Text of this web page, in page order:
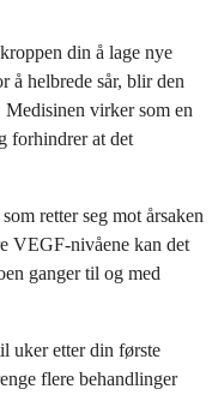
din å lage nye
å helbrede sår, blir den
virker som en
forhindrer at det
retter seg mot årsaken
VEGF-nivåene kan det
ganger til og med
uker etter din første
flere behandlinger